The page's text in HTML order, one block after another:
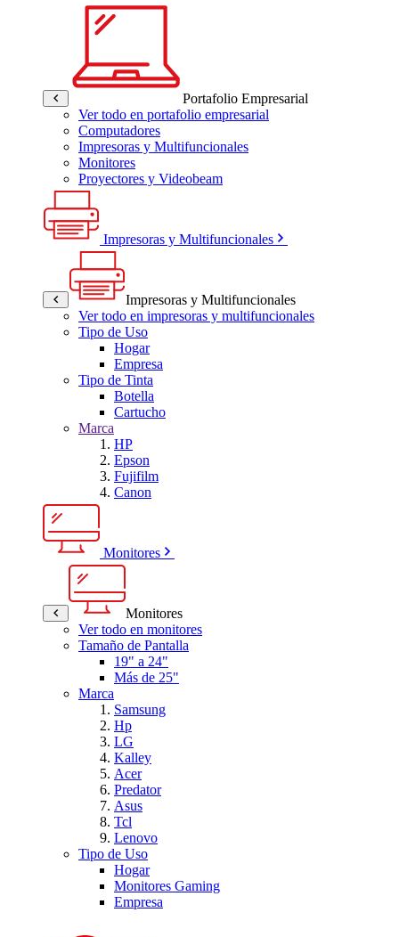
Portafolio Empresarial
Ver todo en portafolio empresarial
Computadores
Impresoras y Multifuncionales
Monitores
Proyectores y Videobeam
Impresoras y Multifuncionales
Impresoras y Multifuncionales
Ver todo en impresoras y multifuncionales
Tipo de Uso
Hogar
Empresa
Tipo de Tinta
Botella
Cartucho
Marca
HP
Epson
Fujifilm
Canon
Monitores
Monitores
Ver todo en monitores
Tamaño de Pantalla
19" a 24"
Más de 25"
Marca
Samsung
Hp
LG
Kalley
Acer
Predator
Asus
Tcl
Lenovo
Tipo de Uso
Hogar
Monitores Gaming
Empresa